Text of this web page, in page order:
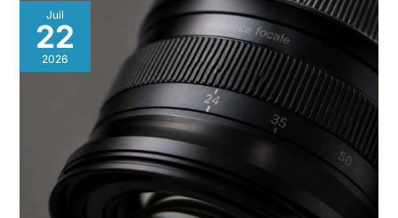
Juil
22
2026
Distance
focale
en
photographie
:
définition
utilisation